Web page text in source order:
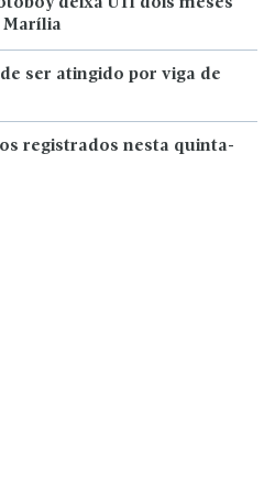
Marília
ser atingido por viga de
registrados nesta quinta-